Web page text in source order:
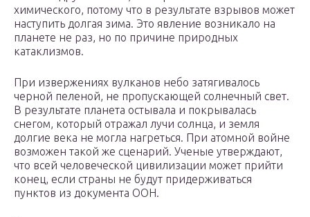
химического, потому что в результате взрывов может
наступить долгая зима. Это явление возникало на
планете не раз, но по причине природных
катаклизмов.
При извержениях вулканов небо затягивалось
черной пеленой, не пропускающей солнечный свет.
В результате планета остывала и покрывалась
снегом, который отражал лучи солнца, и земля
долгие века не могла нагреться. При атомной войне
возможен такой же сценарий. Ученые утверждают,
что всей человеческой цивилизации может прийти
конец, если страны не будут придерживаться
пунктов из документа ООН.